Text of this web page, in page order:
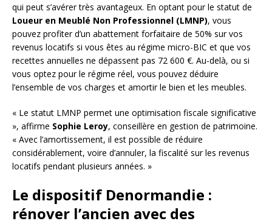
qui peut s’avérer très avantageux. En optant pour le statut de
Loueur en Meublé Non Professionnel (LMNP), vous
pouvez profiter d’un abattement forfaitaire de 50% sur vos
revenus locatifs si vous êtes au régime micro-BIC et que vos
recettes annuelles ne dépassent pas 72 600 €. Au-delà, ou si
vous optez pour le régime réel, vous pouvez déduire
l’ensemble de vos charges et amortir le bien et les meubles.
« Le statut LMNP permet une optimisation fiscale significative
», affirme Sophie Leroy, conseillère en gestion de patrimoine.
« Avec l’amortissement, il est possible de réduire
considérablement, voire d’annuler, la fiscalité sur les revenus
locatifs pendant plusieurs années. »
Le dispositif Denormandie :
rénover l’ancien avec des